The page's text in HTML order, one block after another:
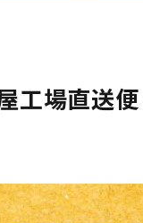
工場直送